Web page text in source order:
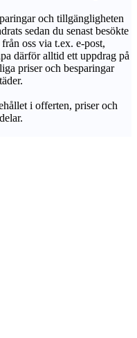
och tillgängligheten
sedan du senast besökte
oss via t.ex. e-post,
därför alltid ett uppdrag på
priser och besparingar
i offerten, priser och